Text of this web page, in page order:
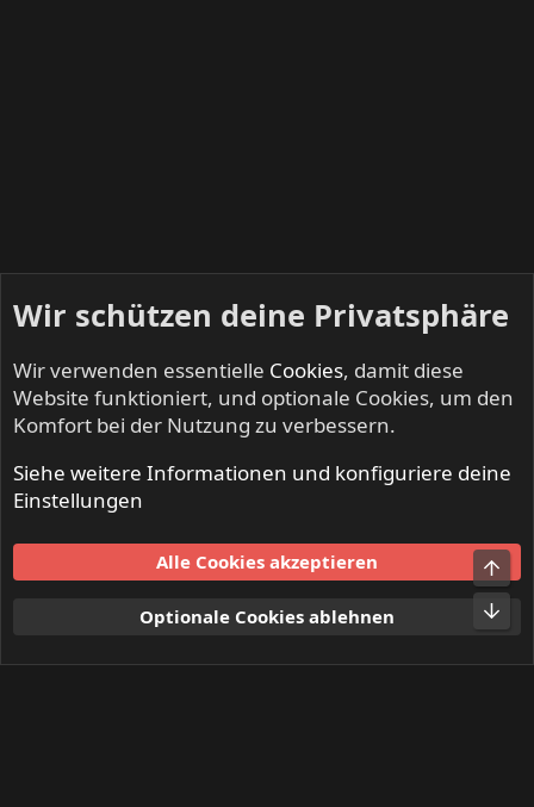
Mitglieder
Nutzungsbedingungen
Datenschutz
S
Wir schützen deine Privatsphäre
Wir verwenden essentielle Cookies, damit diese
Website funktioniert, und optionale Cookies, um den
Komfort bei der Nutzung zu verbessern.
Siehe weitere Informationen und konfiguriere deine
Einstellungen
Alle Cookies akzeptieren
Optionale Cookies ablehnen